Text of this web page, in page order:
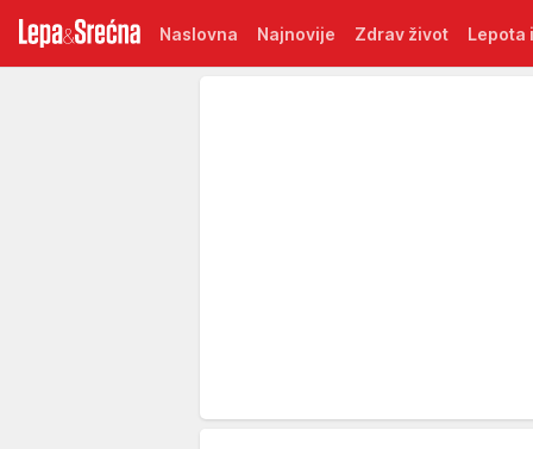
Naslovna Najnovije Zdrav život Lepota